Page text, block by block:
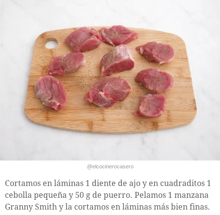
@elcocinerocasero
Cortamos en láminas 1 diente de ajo y en cuadraditos 1
cebolla pequeña y 50 g de puerro. Pelamos 1 manzana
Granny Smith y la cortamos en láminas más bien finas.